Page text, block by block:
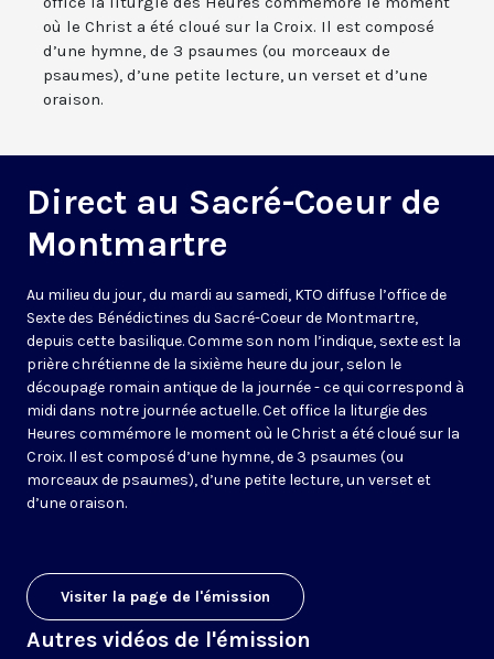
où le Christ a été cloué sur la Croix. Il est composé
d’une hymne, de 3 psaumes (ou morceaux de
psaumes), d’une petite lecture, un verset et d’une
oraison.
Direct au Sacré-Coeur de
Montmartre
Au milieu du jour, du mardi au samedi, KTO diffuse l’office de
Sexte des Bénédictines du Sacré-Coeur de Montmartre,
depuis cette basilique. Comme son nom l’indique, sexte est la
prière chrétienne de la sixième heure du jour, selon le
découpage romain antique de la journée - ce qui correspond à
midi dans notre journée actuelle. Cet office la liturgie des
Heures commémore le moment où le Christ a été cloué sur la
Croix. Il est composé d’une hymne, de 3 psaumes (ou
morceaux de psaumes), d’une petite lecture, un verset et
d’une oraison.
Visiter la page de l'émission
Autres vidéos de l'émission